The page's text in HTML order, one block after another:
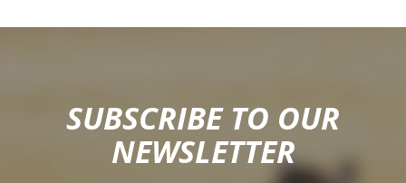
SUBSCRIBE TO OUR
NEWSLETTER